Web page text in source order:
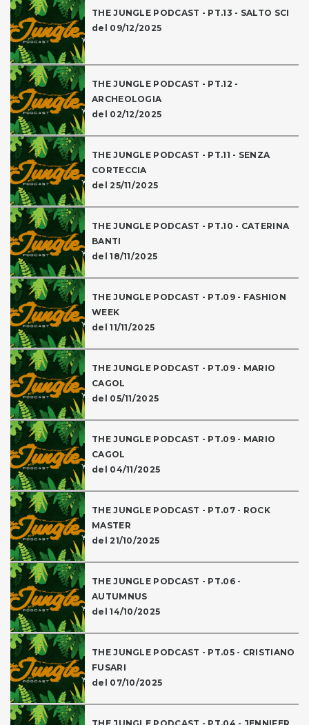
THE JUNGLE PODCAST - PT.13 - SALTO SCI
del 09/12/2025
THE JUNGLE PODCAST - PT.12 -
ARCHEOLOGIA
del 02/12/2025
THE JUNGLE PODCAST - PT.11 - SENZA
CORTECCIA
del 25/11/2025
THE JUNGLE PODCAST - PT.10 - CATERINA
BANTI
del 18/11/2025
THE JUNGLE PODCAST - PT.09 - FASHION
WEEK
del 11/11/2025
THE JUNGLE PODCAST - PT.09 - MARIO
CAGOL
del 05/11/2025
THE JUNGLE PODCAST - PT.09 - MARIO
CAGOL
del 04/11/2025
THE JUNGLE PODCAST - PT.07 - ROCK
MASTER
del 21/10/2025
THE JUNGLE PODCAST - PT.06 -
AUTUMNUS
del 14/10/2025
THE JUNGLE PODCAST - PT.05 - CRISTIANO
FUSARI
del 07/10/2025